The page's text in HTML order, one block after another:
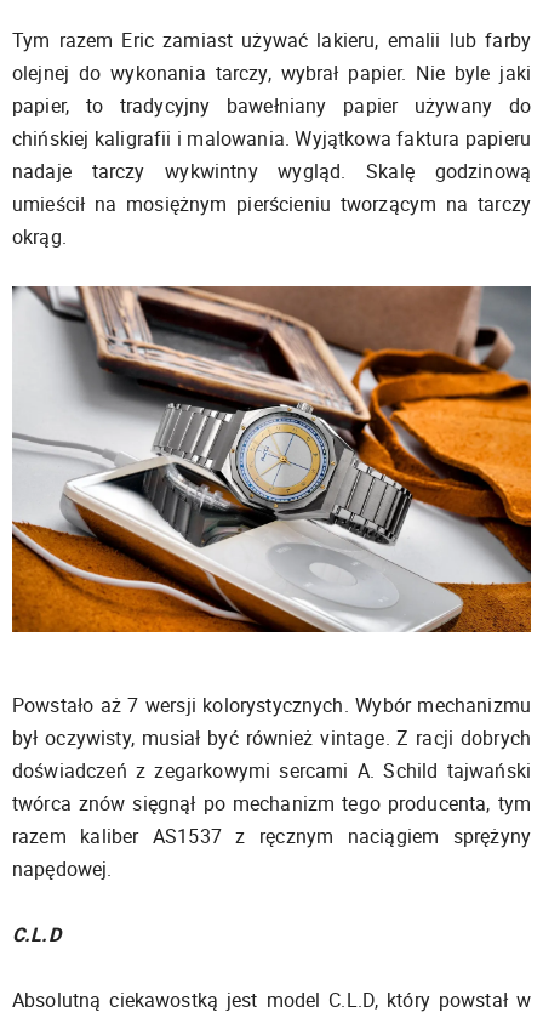
Tym razem Eric zamiast używać lakieru, emalii lub farby
olejnej do wykonania tarczy, wybrał papier. Nie byle jaki
papier, to tradycyjny bawełniany papier używany do
chińskiej kaligrafii i malowania. Wyjątkowa faktura papieru
nadaje tarczy wykwintny wygląd. Skalę godzinową
umieścił na mosiężnym pierścieniu tworzącym na tarczy
okrąg.
Powstało aż 7 wersji kolorystycznych. Wybór mechanizmu
był oczywisty, musiał być również vintage. Z racji dobrych
doświadczeń z zegarkowymi sercami A. Schild tajwański
twórca znów sięgnął po mechanizm tego producenta, tym
razem kaliber AS1537 z ręcznym naciągiem sprężyny
napędowej.
C.L.D
Absolutną ciekawostką jest model C.L.D, który powstał w